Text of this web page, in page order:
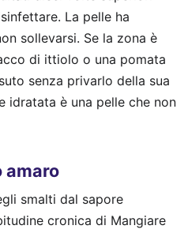
La pelle ha
sollevarsi. Se la zona è
di ittiolo o una pomata
senza privarlo della sua
idratata è una pelle che non
amaro
smalti dal sapore
cronica di Mangiare